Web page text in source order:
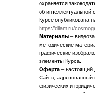
охраняется
об
Курсе опубликована
https://dilam.ru/
Материалы –
методические
графические
элементы Курса.
Оферта – настоящий
Сайте, адресованный
физических и